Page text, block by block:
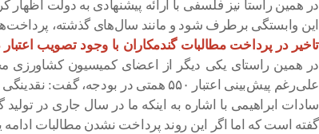
در همین راستا نیز فلسفی با ارائه پیشنهادی به دولت
این وابستگی برطرف شود و مانند سال‌های گذشته،
تاخیر در پرداخت مطالبات گندمکاران با وجود تصویب
در همین راستای یکی دیگر از اعضای کمیسیون کشاورزی
علی‌رغم پیش‌بینی اعتبار ۵۵۰ همتی در بودجه، گفت: نقدینگی کشاورزان به اتمام رسیده و این موضوع باعث فروش گندم به دلالان برای مصارف دامی یا قاچاق به خارج از کشور شده است.
سادات ابراهیمی با اشاره به اینکه ما در سال جاری در
گفته است که اما اگر این روند پرداخت نشدن مطالبات